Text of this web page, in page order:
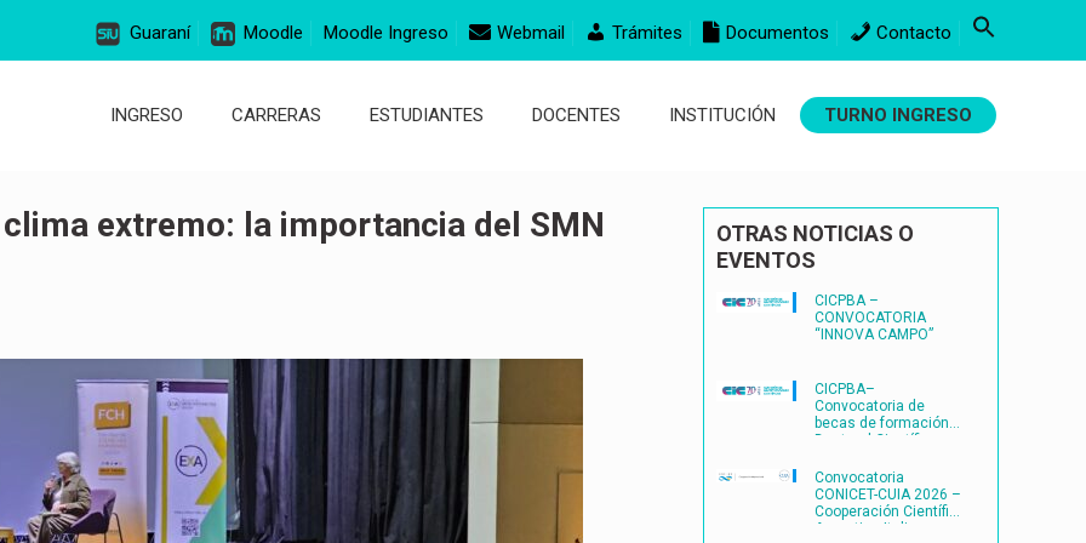
Guaraní Moodle Moodle Ingreso Webmail Trámites Documentos Contacto
INGRESO CARRERAS ESTUDIANTES DOCENTES INSTITUCIÓN TURNO INGRESO
extremo: la importancia del SMN
OTRAS NOTICIAS O
EVENTOS
CICPBA –
CONVOCATORIA
“INNOVA CAMPO”
CICPBA–
Convocatoria de
becas de formación
Doctoral Científico-
FORMACIÓN
DOCTORAL
CIENTÍFICO-
TECNOLÓGICAS2027
Convocatoria
CONICET-CUIA 2026 –
Cooperación Científica
Argentina-Italia